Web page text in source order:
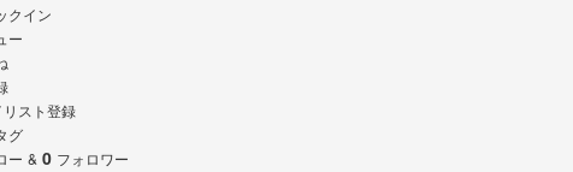
クイン
ー
リスト登録
グ
ー & 0 フォロワー